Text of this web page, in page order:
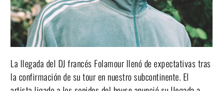
La llegada del DJ francés Folamour llenó de expectativas tras
la confirmación de su tour en nuestro subcontinente. El